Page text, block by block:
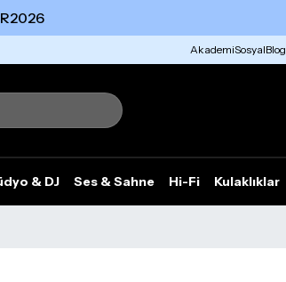
AkademiSosyalBlog
& DJ Ses & Sahne Hi-Fi Kulaklıklar